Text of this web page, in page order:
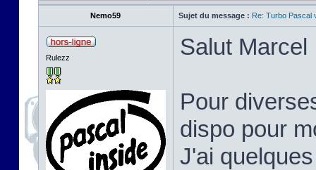
Nemo59 Sujet du message : Re: Turbo Pascal
Rulezz Salut Marcel
Pour
dispo pour
J'ai